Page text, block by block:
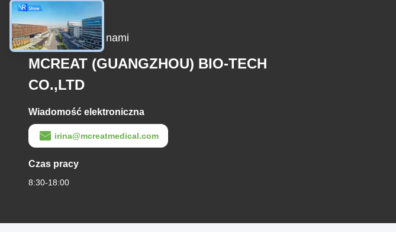
Skontaktuj się z nami
MCREAT (GUANGZHOU) BIO-TECH
CO.,LTD
Wiadomość elektroniczna
irina@mcreatmedical.com
Czas pracy
8:30-18:00